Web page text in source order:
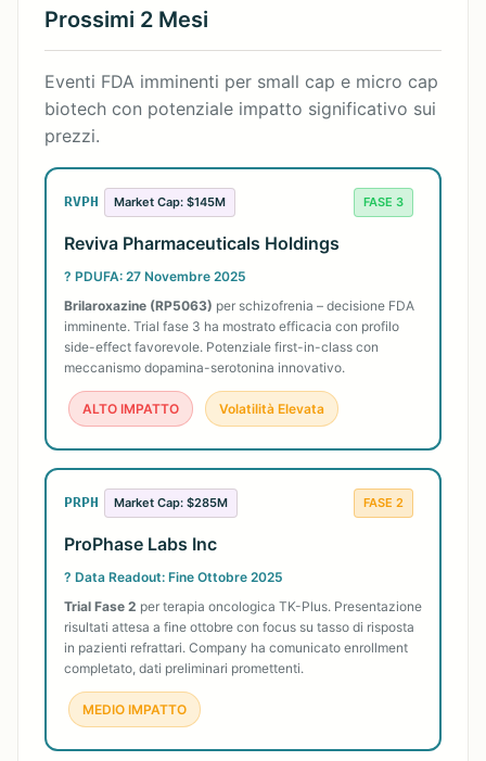
Prossimi 2 Mesi
Eventi FDA imminenti per small cap e micro cap
biotech con potenziale impatto significativo sui
prezzi.
RVPH Market Cap: $145M FASE 3
Reviva Pharmaceuticals Holdings
? PDUFA: 27 Novembre 2025
Brilaroxazine (RP5063) per schizofrenia – decisione FDA
imminente. Trial fase 3 ha mostrato efficacia con profilo
side-effect favorevole. Potenziale first-in-class con
meccanismo dopamina-serotonina innovativo.
ALTO IMPATTO Volatilità Elevata
PRPH Market Cap: $285M FASE 2
ProPhase Labs Inc
? Data Readout: Fine Ottobre 2025
Trial Fase 2 per terapia oncologica TK-Plus. Presentazione
risultati attesa a fine ottobre con focus su tasso di risposta
in pazienti refrattari. Company ha comunicato enrollment
completato, dati preliminari promettenti.
MEDIO IMPATTO